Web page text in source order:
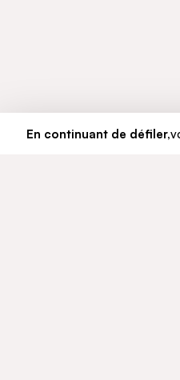
En continuant de défiler,